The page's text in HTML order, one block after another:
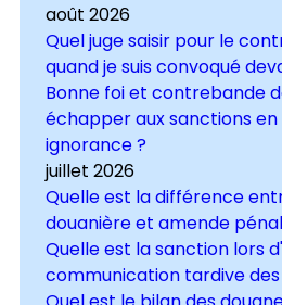
août 2026
Quel juge saisir pour le
quand je suis convoqué
Bonne foi et contrebande
échapper aux sanctions
ignorance ?
juillet 2026
Quelle est la différence
douanière et amende
Quelle est la sanction lors
communication tardive des